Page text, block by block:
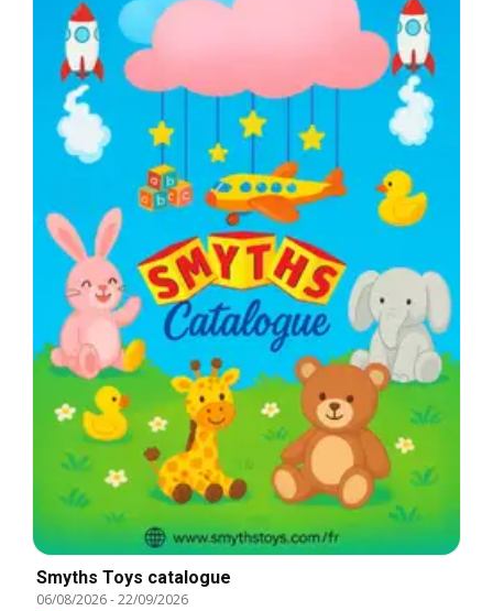
Smyths Toys catalogue
06/08/2026-22/09/2026